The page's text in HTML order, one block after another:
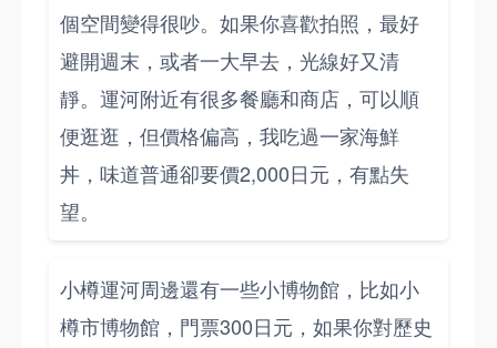
個空間變得很吵。如果你喜歡拍照，最好
避開週末，或者一大早去，光線好又清
靜。運河附近有很多餐廳和商店，可以順
便逛逛，但價格偏高，我吃過一家海鮮
丼，味道普通卻要價2,000日元，有點失
望。
小樽運河周邊還有一些小博物館，比如小
樽市博物館，門票300日元，如果你對歷史